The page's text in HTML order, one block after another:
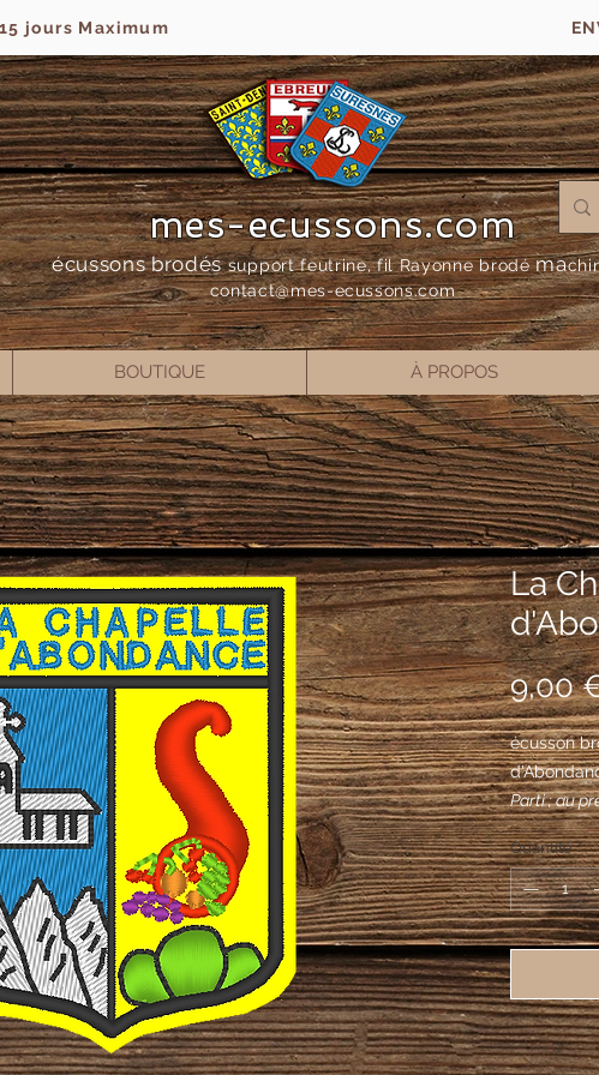
15 jours Maximum
mes-ecussons.com
écussons brodés support feutrine, fil Rayonne brodéma
contact@mes-ecussons.com
BOUTIQUE À PROPOS
La
9,00
écusson
Parti ; au
d'argent
coupeaux
corne
naturel,
trois
Quantité *